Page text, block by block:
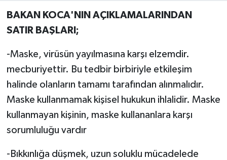
BAKAN KOCA'NIN AÇIKLAMALARINDAN
SATIR BAŞLARI;
-Maske, virüsün yayılmasına karşı elzemdir.
mecburiyettir. Bu tedbir birbiriyle etkileşim
halinde olanların tamamı tarafından alınmalıdır.
Maske kullanmamak kişisel hukukun ihlalidir. Maske
kullanmayan kişinin, maske kullananlara karşı
sorumluluğu vardır
-Bıkkınlığa düşmek, uzun soluklu mücadelede